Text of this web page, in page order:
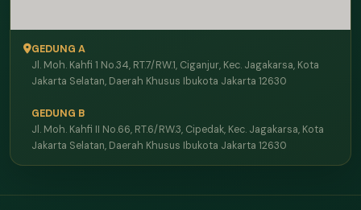
GEDUNG A
Jl. Moh. Kahfi 1 No.34, RT.7/RW.1, Ciganjur, Kec. Jagakarsa, Kota
Jakarta Selatan, Daerah Khusus Ibukota Jakarta 12630
GEDUNG B
Jl. Moh. Kahfi II No.66, RT.6/RW.3, Cipedak, Kec. Jagakarsa, Kota
Jakarta Selatan, Daerah Khusus Ibukota Jakarta 12630